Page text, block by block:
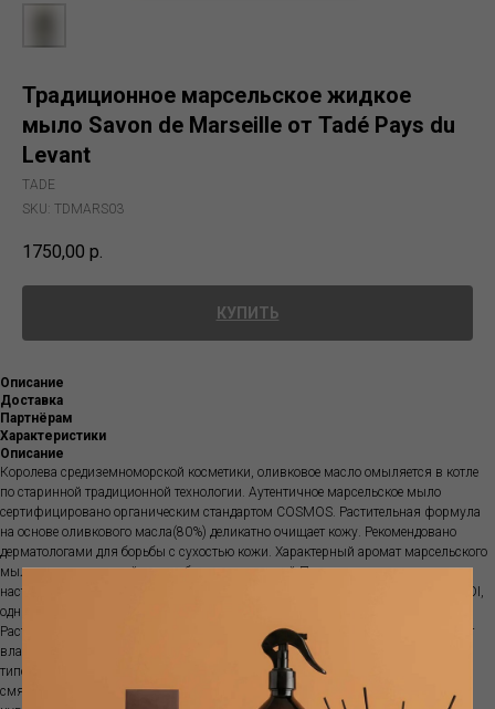
Традиционное марсельское жидкое
мыло Savon de Marseille от Tadé Pays du
Levant
TADE
SKU: TDMARS03
1750,00 р.
КУПИТЬ
Описание
Доставка
Партнёрам
Характеристики
Описание
Королева средиземноморской косметики, оливковое масло омыляется в котле
по старинной традиционной технологии. Аутентичное марсельское мыло
сертифицировано органическим стандартом COSMOS. Растительная формула
на основе оливкового масла(80%) деликатно очищает кожу. Рекомендовано
дерматологами для борьбы с сухостью кожи. Характерный аромат марсельского
мыла, напоминающий чистое белье в прачечной Прованса, поднимает
настроение и улучшает самочувствие. Сделано для TADÉ SAVONNERIE DU MIDI,
одним из основателей Союза профессионалов мыловарения Марселя.
Растительный глицерин, очень приятный, мягко очищает и защищает кожу от
влаги. Без пальмового масла, красителей и отдушек, мыло подходит для всех
типов кожи, включая чувствительну. ОЛИВКОВОЕ МАСЛО - Питательное и
смягчающее, очень мягкое и гипоаллергенное подходит для самой нежной и